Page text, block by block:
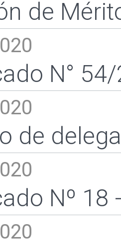
de
N°
de
Nº 18